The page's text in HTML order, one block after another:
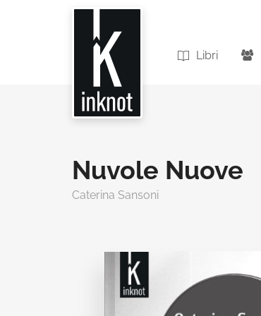
Libri
Nuvole Nuove
Caterina Sansoni